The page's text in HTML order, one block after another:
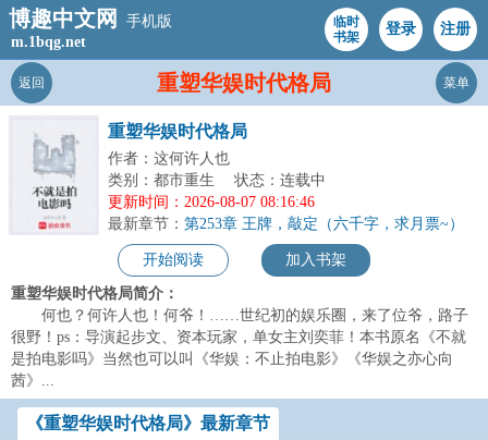
博趣中文网
手机版
m.1bqg.net
临时
书架
登录 注册
重塑华娱时代格局
返回 菜单
重塑华娱时代格局
作者：这何许人也
类别：都市重生
状态：连载中
更新时间：2026-08-07 08:16:46
最新章节： 第253章 王牌，敲定（六千字，求月票~）
开始阅读 加入书架
重塑华娱时代格局简介：
何也？何许人也！何爷！……世纪初的娱乐圈，来了位爷，路子
很野！ps：导演起步文、资本玩家，单女主刘奕菲！本书原名《不就
是拍电影吗》当然也可以叫《华娱：不止拍电影》《华娱之亦心向
茜》...
《重塑华娱时代格局》最新章节